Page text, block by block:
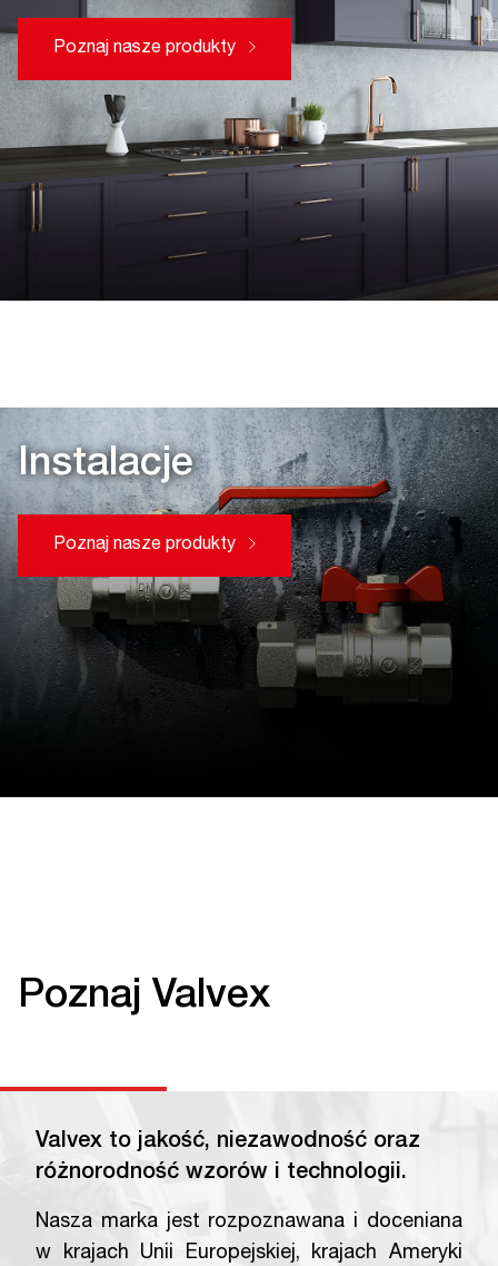
Poznaj nasze produkty
Instalacje
Poznaj nasze produkty
Poznaj Valvex
Valvex to jakość, niezawodność oraz
różnorodność wzorów i technologii.
Nasza marka jest rozpoznawana i doceniana
w krajach Unii Europejskiej, krajach Ameryki